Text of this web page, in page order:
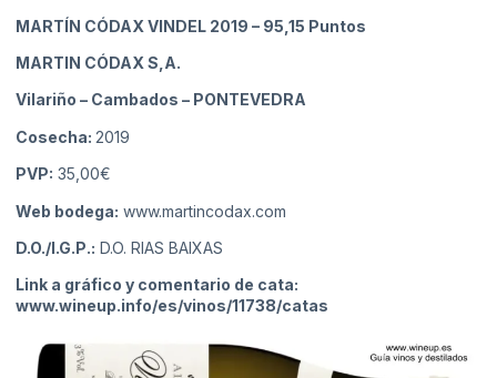
MARTÍN CÓDAX VINDEL 2019 – 95,15 Puntos
MARTIN CÓDAX S,A.
Vilariño – Cambados – PONTEVEDRA
Cosecha: 2019
PVP: 35,00€
Web bodega: www.martincodax.com
D.O./I.G.P.: D.O. RIAS BAIXAS
Link a gráfico y comentario de cata:
www.wineup.info/es/vinos/11738/catas